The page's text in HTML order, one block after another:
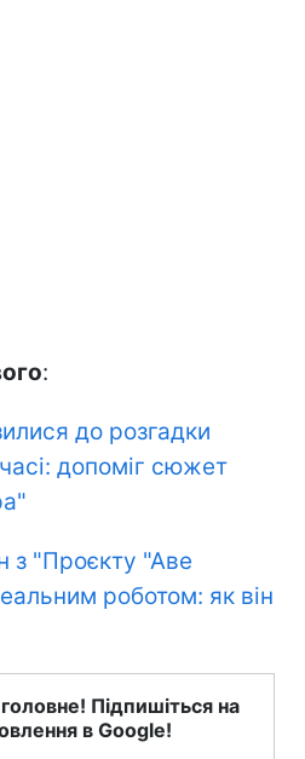
:
до розгадки
допоміг сюжет
з "Проєкту "Аве
роботом: як він
Підпишіться на
в Google!